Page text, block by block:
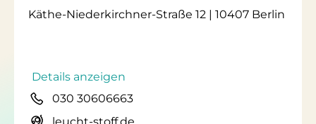
Käthe-Niederkirchner-Straße 12 | 10407 Berlin
Details anzeigen
030 30606663